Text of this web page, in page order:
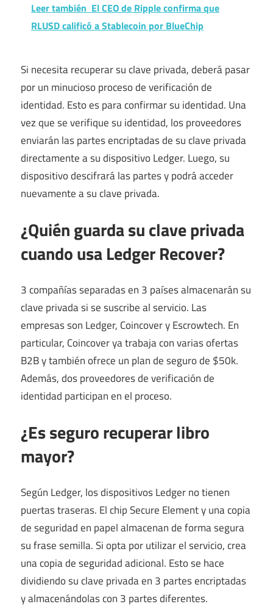
Leer también El CEO de Ripple confirma que
RLUSD calificó a Stablecoin por BlueChip
Si necesita recuperar su clave privada, deberá pasar
por un minucioso proceso de verificación de
identidad. Esto es para confirmar su identidad. Una
vez que se verifique su identidad, los proveedores
enviarán las partes encriptadas de su clave privada
directamente a su dispositivo Ledger. Luego, su
dispositivo descifrará las partes y podrá acceder
nuevamente a su clave privada.
¿Quién guarda su clave privada
cuando usa Ledger Recover?
3 compañías separadas en 3 países almacenarán su
clave privada si se suscribe al servicio. Las
empresas son Ledger, Coincover y Escrowtech. En
particular, Coincover ya trabaja con varias ofertas
B2B y también ofrece un plan de seguro de $50k.
Además, dos proveedores de verificación de
identidad participan en el proceso.
¿Es seguro recuperar libro
mayor?
Según Ledger, los dispositivos Ledger no tienen
puertas traseras. El chip Secure Element y una copia
de seguridad en papel almacenan de forma segura
su frase semilla. Si opta por utilizar el servicio, crea
una copia de seguridad adicional. Esto se hace
dividiendo su clave privada en 3 partes encriptadas
y almacenándolas con 3 partes diferentes.